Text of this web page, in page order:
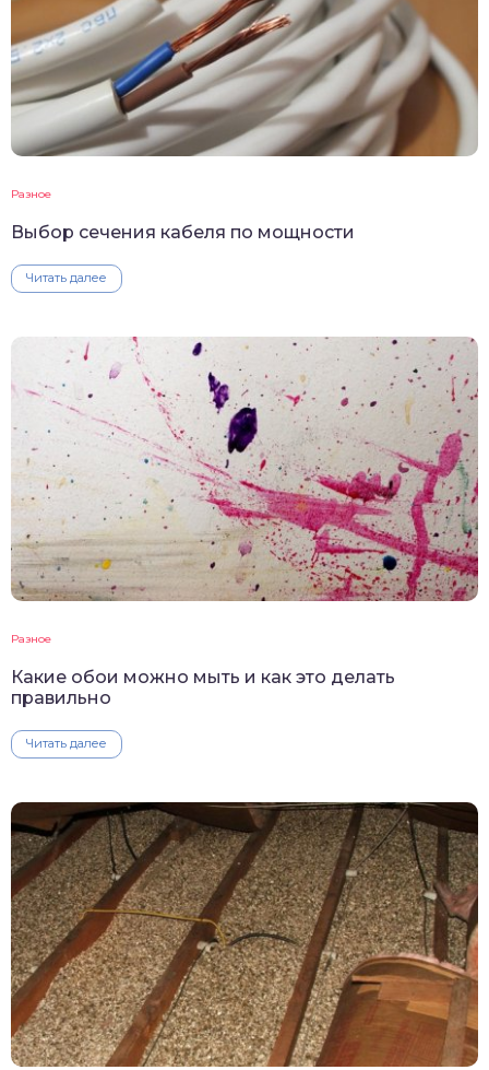
Разное
Выбор сечения кабеля по мощности
Читать далее
Разное
Какие обои можно мыть и как это делать
правильно
Читать далее